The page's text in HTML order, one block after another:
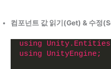
컴포넌트 값 읽기(Get) & 수정
using
using UnityEngine;